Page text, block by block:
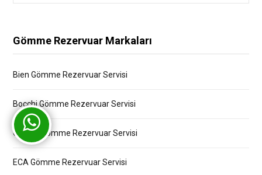
Gömme Rezervuar Markaları
Bien Gömme Rezervuar Servisi
Bocchi Gömme Rezervuar Servisi
Creavit Gömme Rezervuar Servisi
ECA Gömme Rezervuar Servisi